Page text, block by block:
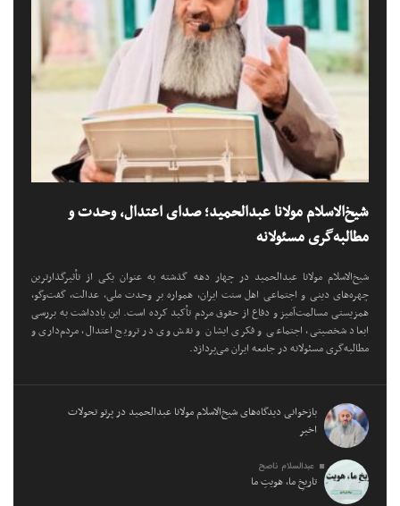
شیخ‌الاسلام مولانا عبدالحمید؛ صدای اعتدال، وحدت و
مطالبه‌گری مسئولانه
شیخ‌الاسلام مولانا عبدالحمید در چهار دهه گذشته به عنوان یکی از تأثیرگذارترین
چهره‌های دینی و اجتماعی اهل سنت ایران، همواره بر وحدت ملی، عدالت، گفت‌وگو،
همزیستی مسالمت‌آمیز و دفاع از حقوق مردم تأکید کرده است. این یادداشت به بررسی
ابعاد شخصیتی، اجتماعی و فکری ایشان و نقش وی در ترویج اعتدال، مردم‌داری و
مطالبه‌گری مسئولانه در جامعه ایران می‌پردازد.
بازخوانی دیدگاه‌های شیخ‌الاسلام مولانا عبدالحمید در پرتو تحولات
اخیر
عبدالسلام ناصح
تاریخِ ما، هویتِ ما